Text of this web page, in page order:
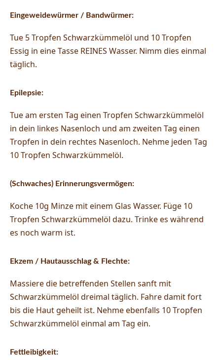
Eingeweidewürmer / Bandwürmer:
Tue 5 Tropfen Schwarzkümmelöl und 10 Tropfen
Essig in eine Tasse REINES Wasser. Nimm dies einmal
täglich.
Epilepsie:
Tue am ersten Tag einen Tropfen Schwarzkümmelöl
in dein linkes Nasenloch und am zweiten Tag einen
Tropfen in dein rechtes Nasenloch. Nehme jeden Tag
10 Tropfen Schwarzkümmelöl.
(Schwaches) Erinnerungsvermögen:
Koche 10g Minze mit einem Glas Wasser. Füge 10
Tropfen Schwarzkümmelöl dazu. Trinke es während
es noch warm ist.
Ekzem / Hautausschlag & Flechte:
Massiere die betreffenden Stellen sanft mit
Schwarzkümmelöl dreimal täglich. Fahre damit fort
bis die Haut geheilt ist. Nehme ebenfalls 10 Tropfen
Schwarzkümmelöl einmal am Tag ein.
Fettleibigkeit: